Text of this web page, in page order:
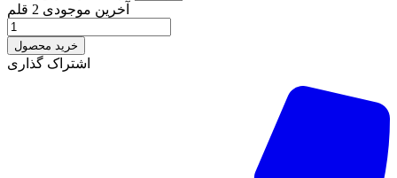
آخرین موجودی 2 قلم
خرید محصول
اشتراک گذاری